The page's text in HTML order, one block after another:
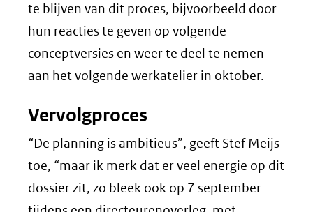
te blijven van dit proces, bijvoorbeeld door
hun reacties te geven op volgende
conceptversies en weer te deel te nemen
aan het volgende werkatelier in oktober.
Vervolgproces
“De planning is ambitieus”, geeft Stef Meijs
toe, “maar ik merk dat er veel energie op dit
dossier zit, zo bleek ook op 7 september